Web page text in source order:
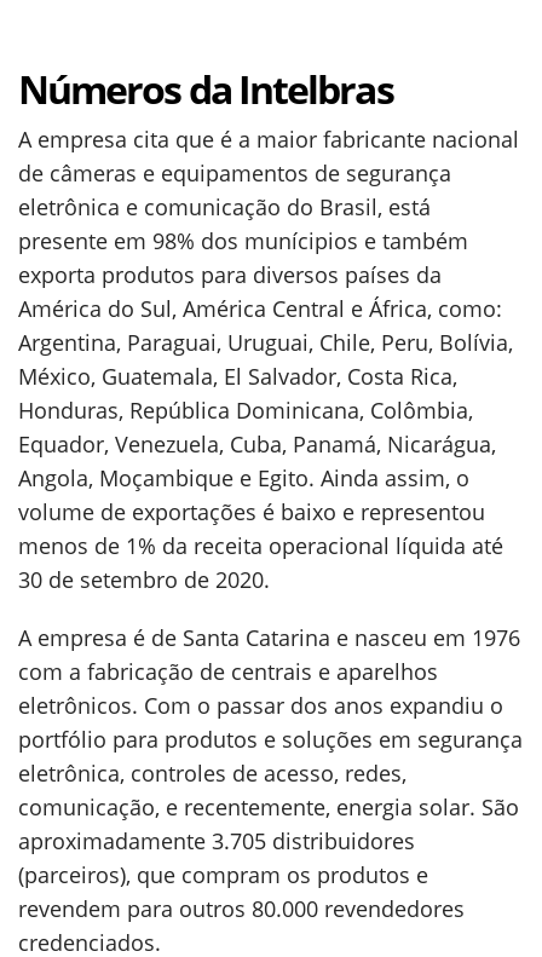
Números da Intelbras
A empresa cita que é a maior fabricante nacional
de câmeras e equipamentos de segurança
eletrônica e comunicação do Brasil, está
presente em 98% dos munícipios e também
exporta produtos para diversos países da
América do Sul, América Central e África, como:
Argentina, Paraguai, Uruguai, Chile, Peru, Bolívia,
México, Guatemala, El Salvador, Costa Rica,
Honduras, República Dominicana, Colômbia,
Equador, Venezuela, Cuba, Panamá, Nicarágua,
Angola, Moçambique e Egito. Ainda assim, o
volume de exportações é baixo e representou
menos de 1% da receita operacional líquida até
30 de setembro de 2020.
A empresa é de Santa Catarina e nasceu em 1976
com a fabricação de centrais e aparelhos
eletrônicos. Com o passar dos anos expandiu o
portfólio para produtos e soluções em segurança
eletrônica, controles de acesso, redes,
comunicação, e recentemente, energia solar. São
aproximadamente 3.705 distribuidores
(parceiros), que compram os produtos e
revendem para outros 80.000 revendedores
credenciados.